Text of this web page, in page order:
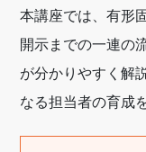
本講座では、有形
開示までの一連の
が分かりやすく解
なる担当者の育成